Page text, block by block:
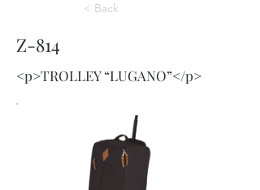
< Back
Z-814
<p>TROLLEY “LUGANO”</p>